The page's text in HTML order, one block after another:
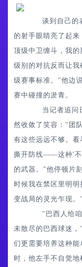
谈到自己的表
的射手眼睛亮了起
顶级中卫缠斗，我
级别的对抗反而让
级赛事标准。"他边
赛中碰撞的淤青。
当记者追问日
然收敛了笑容："团
有这些远远不够。
撕开防线——这种'不
的武器。"他停顿片
时候我在禁区里明
变战局的灵光乍现。"
"巴西人给咱
未散尽的巴西球迷
们更需要培养这种
时，他左手不自觉